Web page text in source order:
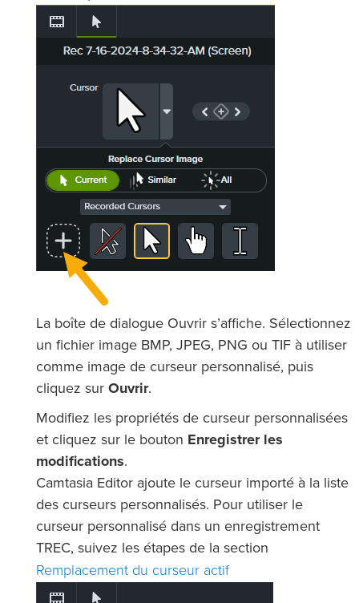
La boîte de dialogue Ouvrir s’affiche. Sélectionnez
un fichier image BMP, JPEG, PNG ou TIF à utiliser
comme image de curseur personnalisé, puis
cliquez sur Ouvrir.
Modifiez les propriétés de curseur personnalisées
et cliquez sur le bouton Enregistrer les
modifications.
Camtasia Editor ajoute le curseur importé à la liste
des curseurs personnalisés. Pour utiliser le
curseur personnalisé dans un enregistrement
TREC, suivez les étapes de la section
Remplacement du curseur actif